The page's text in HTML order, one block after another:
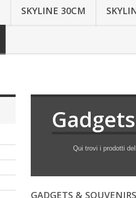
SKYLINE 30CM
Qui trovi i prodotti
GADGETS & SOUVENIRS